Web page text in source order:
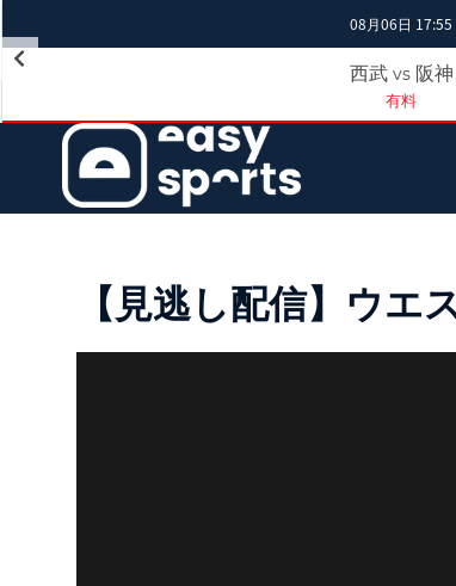
08月06日 17:55
西武 vs 阪神
有料
【見逃し配信】ウ